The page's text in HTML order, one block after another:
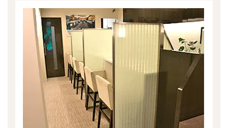
かんたん30秒でお試し査定